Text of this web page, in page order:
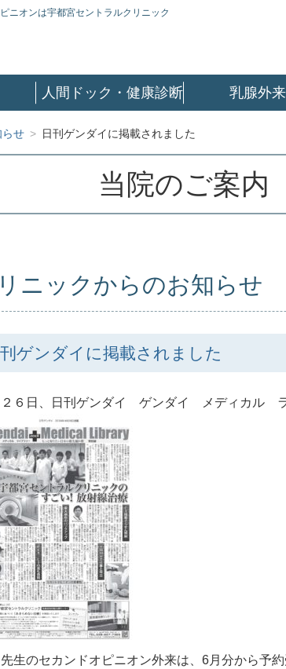
ニオンは宇都宮セントラルクリニック
人間ドック・健康診断 乳腺外来
らせ > 日刊ゲンダイに掲載されました
当院のご案内
ニックからのお知らせ
刊ゲンダイに掲載されました
２６日、日刊ゲンダイ ゲンダイ メディカル
生のセカンドオピニオン外来は、6月分から予